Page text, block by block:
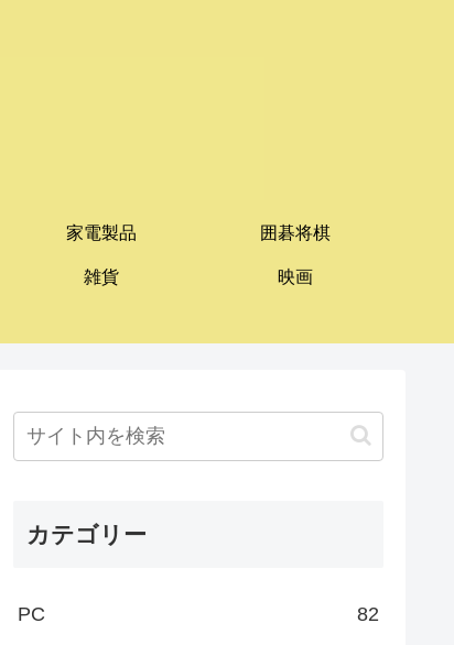
家電製品 囲碁将棋
雑貨 映画
カテゴリー
PC 82